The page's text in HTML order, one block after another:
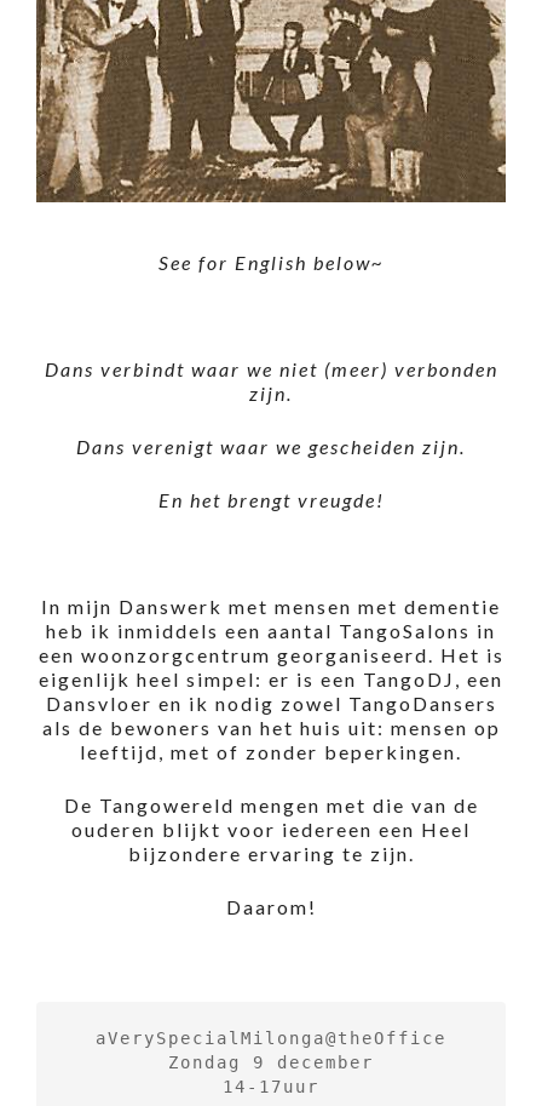
See for English below~
Dans verbindt waar we niet (meer) verbonden
zijn.
Dans verenigt waar we gescheiden zijn.
En het brengt vreugde!
In mijn Danswerk met mensen met dementie
heb ik inmiddels een aantal TangoSalons in
een woonzorgcentrum georganiseerd. Het is
eigenlijk heel simpel: er is een TangoDJ, een
Dansvloer en ik nodig zowel TangoDansers
als de bewoners van het huis uit: mensen op
leeftijd, met of zonder beperkingen.
De Tangowereld mengen met die van de
ouderen blijkt voor iedereen een Heel
bijzondere ervaring te zijn.
Daarom!
aVerySpecialMilonga@theOffice
Zondag 9 december
14-17uur